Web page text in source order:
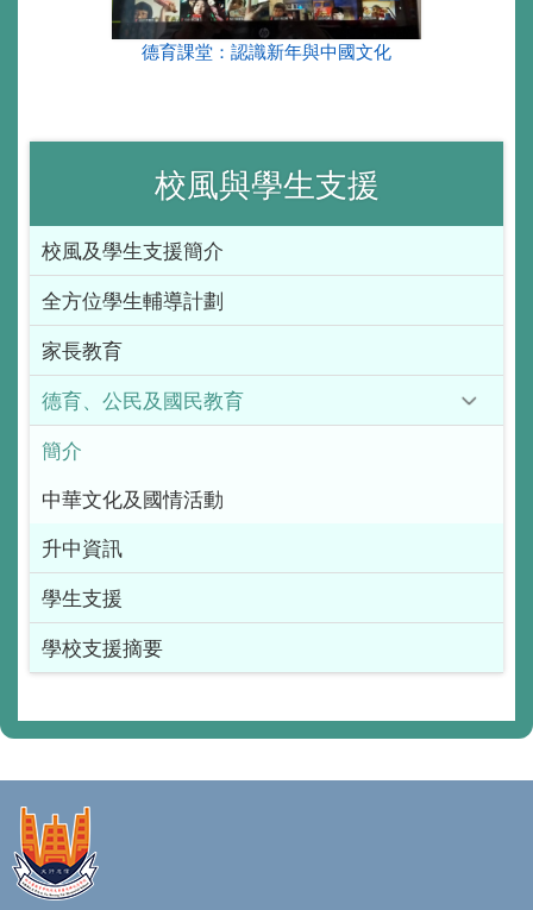
德育課堂：認識新年與中國文化
校風與學生支援
校風及學生支援簡介
全方位學生輔導計劃
家長教育
德育、公民及國民教育
簡介
中華文化及國情活動
升中資訊
學生支援
學校支援摘要